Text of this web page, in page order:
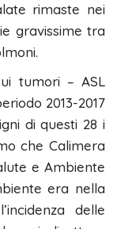
rimaste nei
gravissime tra
tumori – ASL
2013-2017
di questi 28 i
che Calimera
e Ambiente
era nella
delle